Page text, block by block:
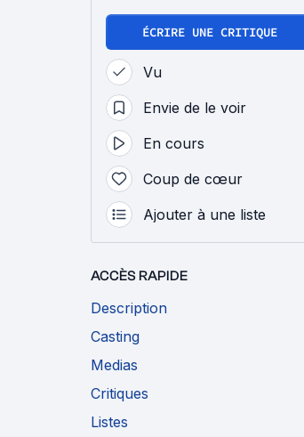
ÉCRIRE UNE CRITIQUE
Vu
Envie de le voir
En cours
Coup de cœur
Ajouter à une liste
ACCÈS RAPIDE
Description
Casting
Medias
Critiques
Listes